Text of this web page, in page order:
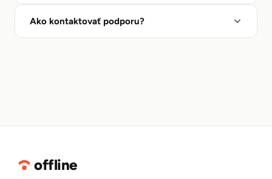
Ako kontaktovať podporu?
offline